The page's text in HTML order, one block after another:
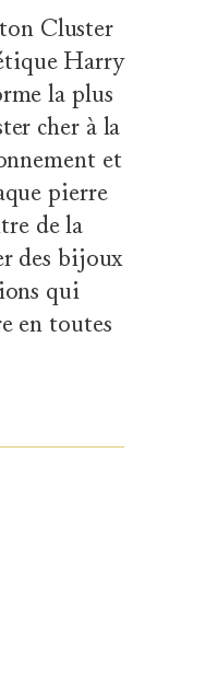
Cluster
Harry
la plus
cher à la
et
pierre
de la
des bijoux
qui
en toutes